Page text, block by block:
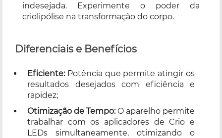
indesejada. Experimente o poder da
criolipólise na transformação do corpo.
Diferenciais e Benefícios
Eficiente:Potência que permite atingir os
resultados desejados com eficiência e
rapidez;
Otimização de Tempo:O aparelho permite
trabalhar com os aplicadores de Crio e
LEDs simultaneamente, otimizando o